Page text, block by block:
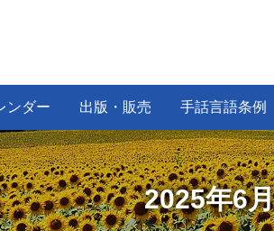
ンダー 出版・販売 手話言語条例
2025年6月